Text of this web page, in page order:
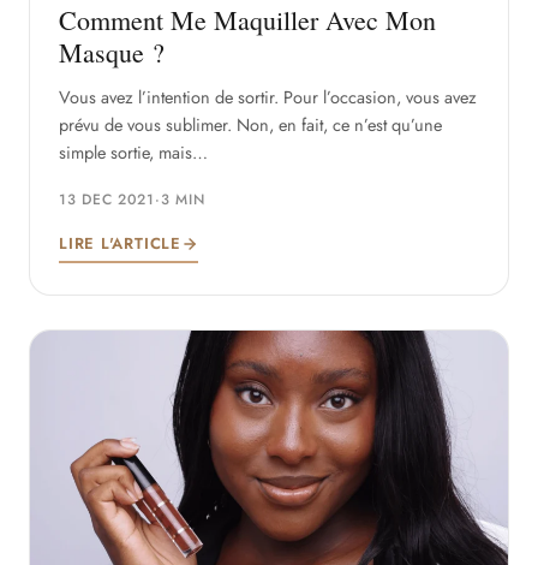
Comment Me Maquiller Avec Mon
Masque ?
Vous avez l’intention de sortir. Pour l’occasion, vous avez
prévu de vous sublimer. Non, en fait, ce n’est qu’une
simple sortie, mais…
13 DEC 2021·3 MIN
LIRE L'ARTICLE